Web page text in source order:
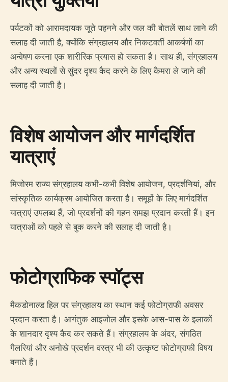
पर्यटकों को आरामदायक जूते पहनने और जल की बोतलें साथ लाने की
सलाह दी जाती है, क्योंकि संग्रहालय और निकटवर्ती आकर्षणों का
अन्वेषण करना एक शारीरिक प्रयास हो सकता है। साथ ही, संग्रहालय
और अन्य स्थलों से सुंदर दृश्य कैद करने के लिए कैमरा ले जाने की
सलाह दी जाती है।
विशेष आयोजन और मार्गदर्शित
यात्राएं
मिजोरम राज्य संग्रहालय कभी-कभी विशेष आयोजन, प्रदर्शनियां, और
सांस्कृतिक कार्यक्रम आयोजित करता है। समूहों के लिए मार्गदर्शित
यात्राएं उपलब्ध हैं, जो प्रदर्शनों की गहन समझ प्रदान करती हैं। इन
यात्राओं को पहले से बुक करने की सलाह दी जाती है।
फोटोग्राफिक स्पॉट्स
मैकडोनाल्ड हिल पर संग्रहालय का स्थान कई फोटोग्राफी अवसर
प्रदान करता है। आगंतुक आइजोल और इसके आस-पास के इलाकों
के शानदार दृश्य कैद कर सकते हैं। संग्रहालय के अंदर, संगठित
गैलरियां और अनोखे प्रदर्शन वस्त्र भी की उत्कृष्ट फोटोग्राफी विषय
बनाते हैं।